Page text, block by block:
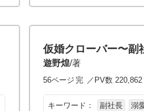
仮婚クローバー〜副
遊野煌/著
56ページ 完 ／PV数
キーワード： 副社長 溺